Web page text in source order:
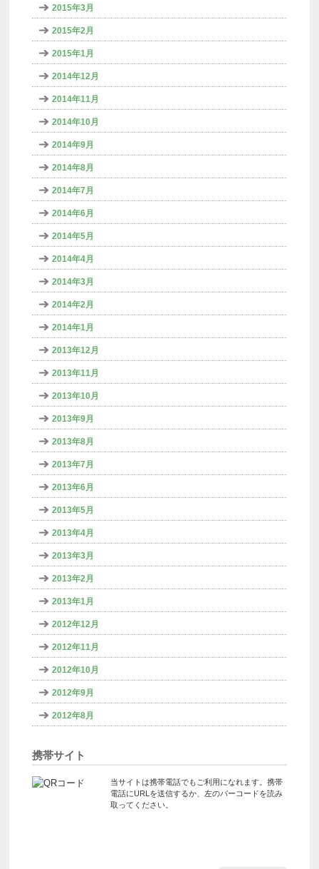
2015年3月
2015年2月
2015年1月
2014年12月
2014年11月
2014年10月
2014年9月
2014年8月
2014年7月
2014年6月
2014年5月
2014年4月
2014年3月
2014年2月
2014年1月
2013年12月
2013年11月
2013年10月
2013年9月
2013年8月
2013年7月
2013年6月
2013年5月
2013年4月
2013年3月
2013年2月
2013年1月
2012年12月
2012年11月
2012年10月
2012年9月
2012年8月
携帯サイト
当サイトは携帯電話でもご利用になれます。携帯
電話にURLを送信するか、左のバーコードを読み
取ってください。